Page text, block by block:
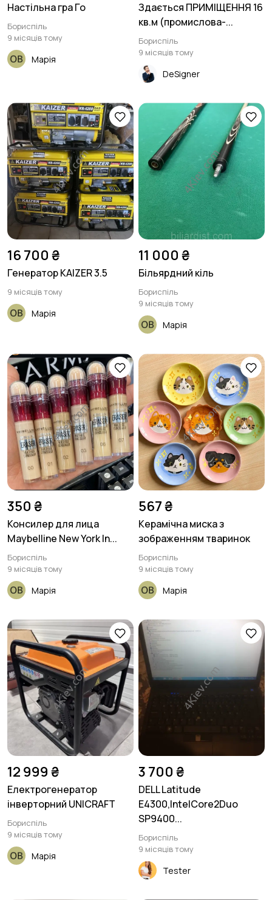
Настільна гра Го
Бориспіль
9 місяців тому
Марія
Здається ПРИМІЩЕННЯ 16
кв.м (промислова-...
Бориспіль
9 місяців тому
DeSigner
16 700 ₴
Генератор KAIZER 3.5
9 місяців тому
Марія
11 000 ₴
Більярдний кіль
Бориспіль
9 місяців тому
Марія
350 ₴
Консилер для лица
Maybelline New York In...
Бориспіль
9 місяців тому
Марія
567 ₴
Керамічна миска з
зображенням тваринок
Бориспіль
9 місяців тому
Марія
12 999 ₴
Електрогенератор
інверторний UNICRAFT
Бориспіль
9 місяців тому
Марія
3 700 ₴
DELL Latitude
E4300,IntelCore2Duo
SP9400...
Бориспіль
9 місяців тому
Tester